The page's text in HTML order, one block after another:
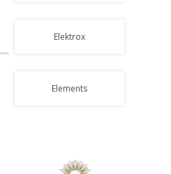
Elektrox
Elements